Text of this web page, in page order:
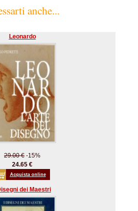
anche...
Leonardo
29.00 € -15%
24.65 €
Acquista online
dei Maestri